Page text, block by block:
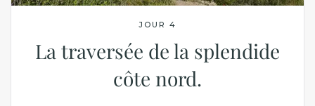
JOUR 4
La traversée de la splendide
côte nord.